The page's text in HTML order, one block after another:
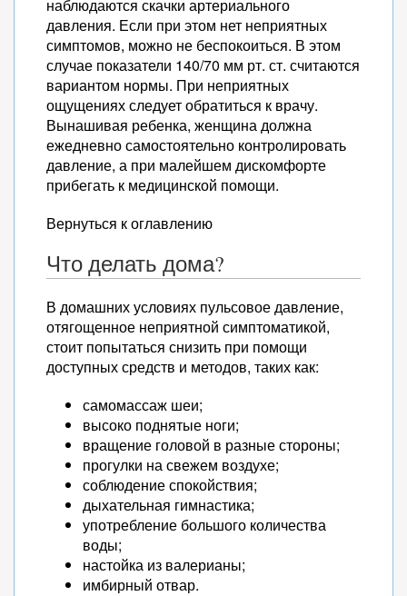
наблюдаются скачки артериального
давления. Если при этом нет неприятных
симптомов, можно не беспокоиться. В этом
случае показатели 140/70 мм рт. ст. считаются
вариантом нормы. При неприятных
ощущениях следует обратиться к врачу.
Вынашивая ребенка, женщина должна
ежедневно самостоятельно контролировать
давление, а при малейшем дискомфорте
прибегать к медицинской помощи.
Вернуться к оглавлению
Что делать дома?
В домашних условиях пульсовое давление,
отягощенное неприятной симптоматикой,
стоит попытаться снизить при помощи
доступных средств и методов, таких как:
самомассаж шеи;
высоко поднятые ноги;
вращение головой в разные стороны;
прогулки на свежем воздухе;
соблюдение спокойствия;
дыхательная гимнастика;
употребление большого количества
воды;
настойка из валерианы;
имбирный отвар.